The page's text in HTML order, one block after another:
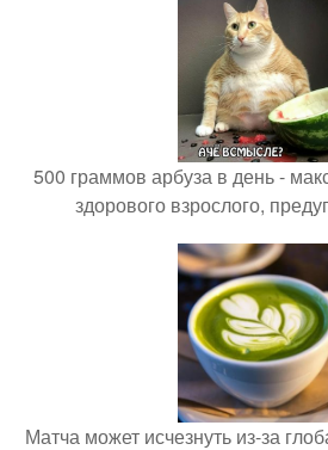
500 граммов арбуза в день -
здорового взрослого,
Матча может исчезнуть из-за